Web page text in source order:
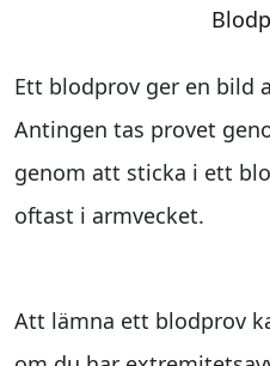
Ett blodprov ger en bild
Antingen tas provet
genom att sticka i ett
oftast i armvecket.
Att lämna ett blodprov